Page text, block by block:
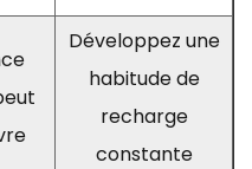
Développez une
habitude de
recharge
constante